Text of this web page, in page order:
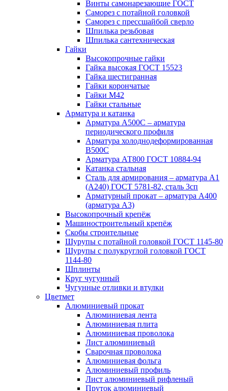
Винты самонарезающие ГОСТ
Саморез с потайной головкой
Саморез с прессшайбой сверло
Шпилька резьбовая
Шпилька сантехническая
Гайки
Высокопрочные гайки
Гайка высокая ГОСТ 15523
Гайка шестигранная
Гайки корончатые
Гайки М42
Гайки стальные
Арматура и катанка
Арматура А500С – арматура
периодического профиля
Арматура холоднодеформированная
В500С
Арматура АТ800 ГОСТ 10884-94
Катанка стальная
Сталь для армирования – арматура А1
(А240) ГОСТ 5781-82, сталь 3сп
Арматурный прокат – арматура А400
(арматура А3)
Высокопрочный крепёж
Машиностроительный крепёж
Скобы строительные
Шурупы с потайной головкой ГОСТ 1145-80
Шурупы с полукруглой головкой ГОСТ
1144-80
Шплинты
Круг чугунный
Чугунные отливки и втулки
Цветмет
Алюминиевый прокат
Алюминиевая лента
Алюминиевая плита
Алюминиевая проволока
Лист алюминиевый
Сварочная проволока
Алюминиевая фольга
Алюминиевый профиль
Лист алюминиевый рифленый
Пруток алюминиевый